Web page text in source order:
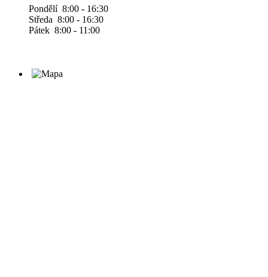
Pondělí 8:00 - 16:30
Středa 8:00 - 16:30
Pátek 8:00 - 11:00